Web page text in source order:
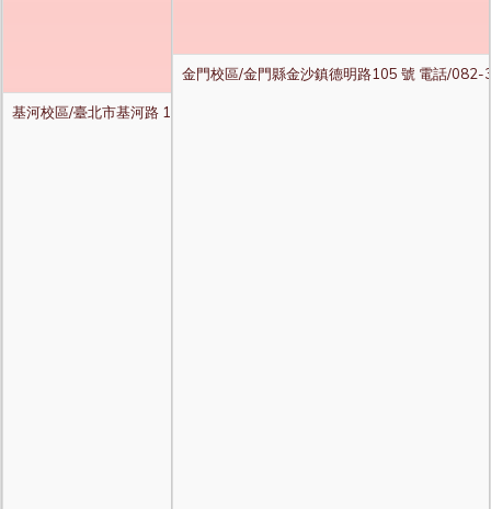
金門校區/金門縣金沙鎮德明路105 號 電話/
基河校區/臺北市基河路 130 號 3 樓 電話/02-2882-4564